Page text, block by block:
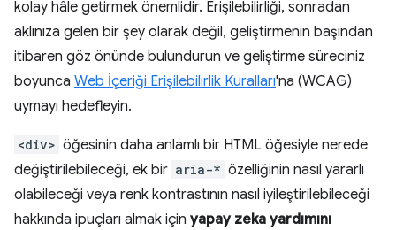
kolay hâle getirmek önemlidir. Erişilebilirliği, sonradan
aklınıza gelen bir şey olarak değil, geliştirmenin başından
itibaren göz önünde bulundurun ve geliştirme süreciniz
boyunca Web İçeriği Erişilebilirlik Kuralları'na (WCAG)
uymayı hedefleyin.
<div> öğesinin daha anlamlı bir HTML öğesiyle nerede
değiştirilebileceği, ek bir aria-* özelliğinin nasıl yararlı
olabileceği veya renk kontrastının nasıl iyileştirilebileceği
hakkında ipuçları almak için yapay zeka yardımını